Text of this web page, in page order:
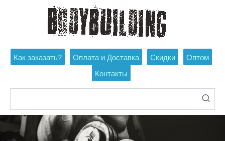
Как заказать? Оплата и Доставка Скидки
Оптом
Контакты